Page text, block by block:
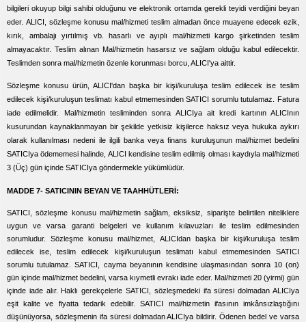
bilgileri okuyup bilgi sahibi olduğunu ve elektronik ortamda gerekli teyidi verdiğini beyan
eder. ALICI, sözleşme konusu mal/hizmeti teslim almadan önce muayene edecek ezik,
kırık, ambalajı yırtılmış vb. hasarlı ve ayıplı mal/hizmeti kargo şirketinden teslim
almayacaktır. Teslim alınan Mal/hizmetin hasarsız ve sağlam olduğu kabul edilecektir.
Teslimden sonra mal/hizmetin özenle korunması borcu, ALICI'ya aittir.
Sözleşme konusu ürün, ALICI'dan başka bir kişi/kuruluşa teslim edilecek ise teslim
edilecek kişi/kuruluşun teslimatı kabul etmemesinden SATICI sorumlu tutulamaz. Fatura
iade edilmelidir. Mal/hizmetin tesliminden sonra ALICIya ait kredi kartının ALICInın
kusurundan kaynaklanmayan bir şekilde yetkisiz kişilerce haksız veya hukuka aykırı
olarak kullanılması nedeni ile ilgili banka veya finans kuruluşunun mal/hizmet bedelini
SATICIya ödememesi halinde, ALICI kendisine teslim edilmiş olması kaydıyla mal/hizmeti
3 (Üç) gün içinde SATICIya göndermekle yükümlüdür.
MADDE 7- SATICININ BEYAN VE TAAHHÜTLERİ:
SATICI, sözleşme konusu mal/hizmetin sağlam, eksiksiz, siparişte belirtilen niteliklere
uygun ve varsa garanti belgeleri ve kullanım kılavuzları ile teslim edilmesinden
sorumludur. Sözleşme konusu mal/hizmet, ALICIdan başka bir kişi/kuruluşa teslim
edilecek ise, teslim edilecek kişi/kuruluşun teslimatı kabul etmemesinden SATICI
sorumlu tutulamaz. SATICI, cayma beyanının kendisine ulaşmasından sonra 10 (on)
gün içinde mal/hizmet bedelini, varsa kıymetli evrakı iade eder. Mal/hizmeti 20 (yirmi) gün
içinde iade alır. Haklı gerekçelerle SATICI, sözleşmedeki ifa süresi dolmadan ALICIya
eşit kalite ve fiyatta tedarik edebilir. SATICI mal/hizmetin ifasının imkânsızlaştığını
düşünüyorsa, sözleşmenin ifa süresi dolmadan ALICIya bildirir. Ödenen bedel ve varsa